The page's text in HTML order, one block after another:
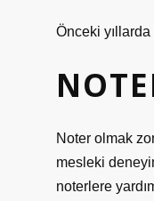
Önceki
Noter olmak
mesleki
noterlere